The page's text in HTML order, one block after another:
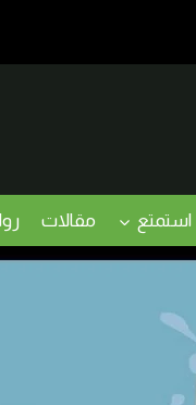
استمتع مقالات